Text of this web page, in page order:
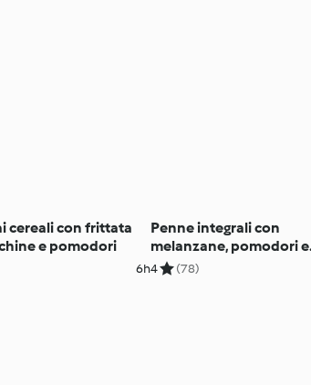
cereali con frittata
e pomodori
6h
Penne integrali con
melanzane, pomodori e
mozzarella
4 (78)